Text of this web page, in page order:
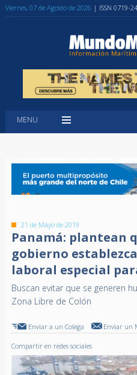
Viernes, 07 de Agosto de 2026 | ISSN 0719-
MENU
21 de Mayo de 2019
Panamá: plantean
gobierno
laboral especial
Buscan evitar que se generen
Zona Libre de Colón
Enviar a un Colega Enviar un
Compartir en redes sociales